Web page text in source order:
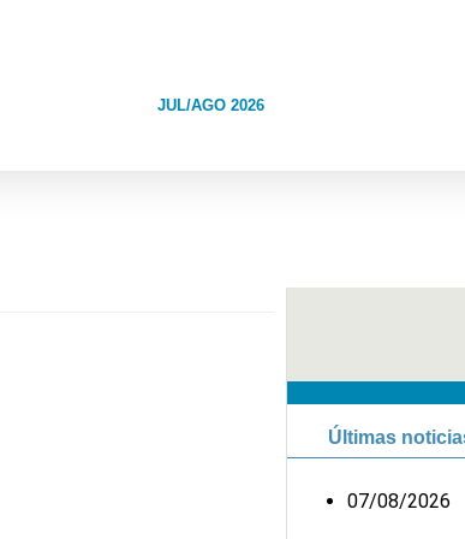
JUL/AGO 2026
Últimas
07/08/2026